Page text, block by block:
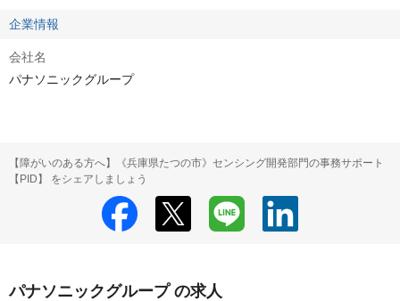
企業情報
会社名
パナソニックグループ
【障がいのある方へ】《兵庫県たつの市》センシング開発部門の事務サポート
【PID】 をシェアしましょう
パナソニックグループ の求人